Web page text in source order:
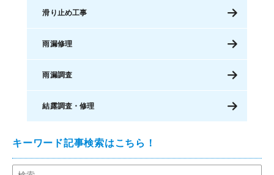
滑り止め工事
雨漏修理
雨漏調査
結露調査・修理
キーワード記事検索はこちら！